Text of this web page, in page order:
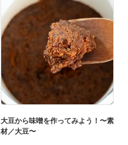
大豆から味噌を作ってみよう！〜素
材／大豆〜